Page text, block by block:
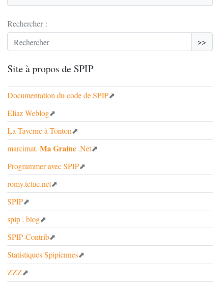
Rechercher :
>>
Site à propos de SPIP
Documentation du code deSPIP
Eliaz Weblog
La Taverne à Tonton
marcimat. Ma Graine .Net
Programmer avecSPIP
romy.tetue.net
SPIP
spip . blog
SPIP-Contrib
Statistiques Spipiennes
ZZZ